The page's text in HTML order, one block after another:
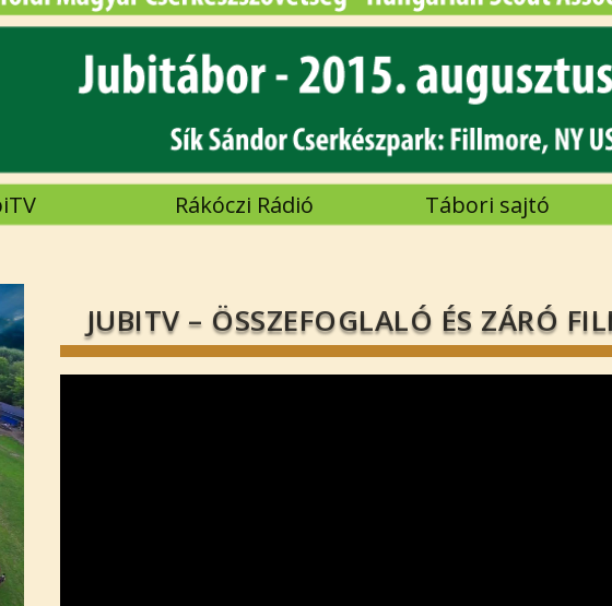
Rákóczi Rádió Tábori sajtó
JUBITV – ÖSSZEFOGLALÓ ÉS ZÁRÓ